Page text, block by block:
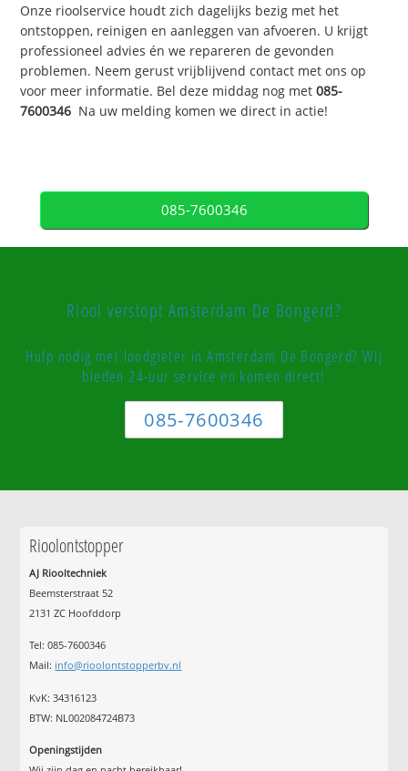
Onze rioolservice houdt zich dagelijks bezig met het
ontstoppen, reinigen en aanleggen van afvoeren. U krijgt
professioneel advies én we repareren de gevonden
problemen. Neem gerust vrijblijvend contact met ons op
voor meer informatie. Bel deze middag nog met085-
7600346 Na uw melding komen we direct in actie!
085-7600346
Riool verstopt Amsterdam De Bongerd?
Hulp nodig met loodgieter in Amsterdam De Bongerd? Wij
bieden 24-uur service en komen direct!
085-7600346
Rioolontstopper
AJ Riooltechniek
Beemsterstraat 52
2131 ZC Hoofddorp
Tel:085-7600346
Mail: info@rioolontstopperbv.nl
KvK: 34316123
BTW: NL002084724B73
Openingstijden